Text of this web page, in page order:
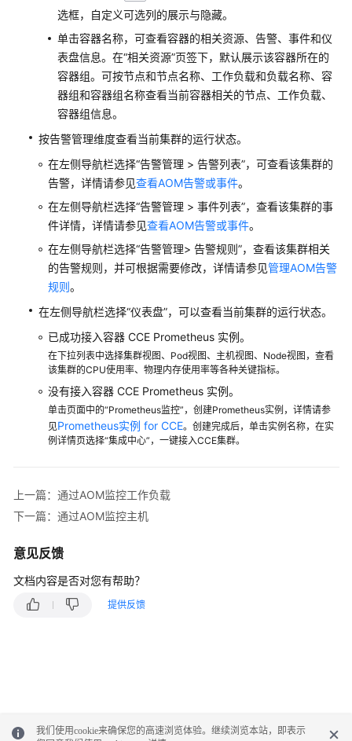
（安
域）
API
参
考
（安
拉
区
域）
户
指
（1.0）
（联
盟
区
API（联
盟
域）
用
户
域）
选框，自定义可选列的展示与隐藏。
单击容器名称，可查看容器的相关资源、告警、事件和仪
表盘信息。在“相关资源”页签下，默认展示该容器所在的
容器组。可按节点和节点名称、工作负载和负载名称、容
器组和容器组名称查看当前容器相关的节点、工作负载、
容器组信息。
按告警管理维度查看当前集群的运行状态。
在左侧导航栏选择“告警管理 > 告警列表”，可查看该集群的
告警，详情请参见查看AOM告警或事件。
在左侧导航栏选择“告警管理 > 事件列表”，查看该集群的事
件详情，详情请参见查看AOM告警或事件。
在左侧导航栏选择“告警管理> 告警规则”，查看该集群相关
的告警规则，并可根据需要修改，详情请参见管理AOM告警
规则。
在左侧导航栏选择“仪表盘”，可以查看当前集群的运行状态。
已成功接入容器 CCE Prometheus 实例。
在下拉列表中选择集群视图、Pod视图、主机视图、Node视图，查看
该集群的CPU使用率、物理内存使用率等各种关键指标。
没有接入容器 CCE Prometheus 实例。
单击页面中的“Prometheus监控”，创建Prometheus实例，详情请参
见Prometheus实例 for CCE。创建完成后，单击实例名称，在实
例详情页选择“集成中心”，一键接入CCE集群。
上一篇：通过AOM监控工作负载
下一篇：通过AOM监控主机
意见反馈
文档内容是否对您有帮助？
提供反馈
我们使用cookie来确保您的高速浏览体验。继续浏览本站，即表示